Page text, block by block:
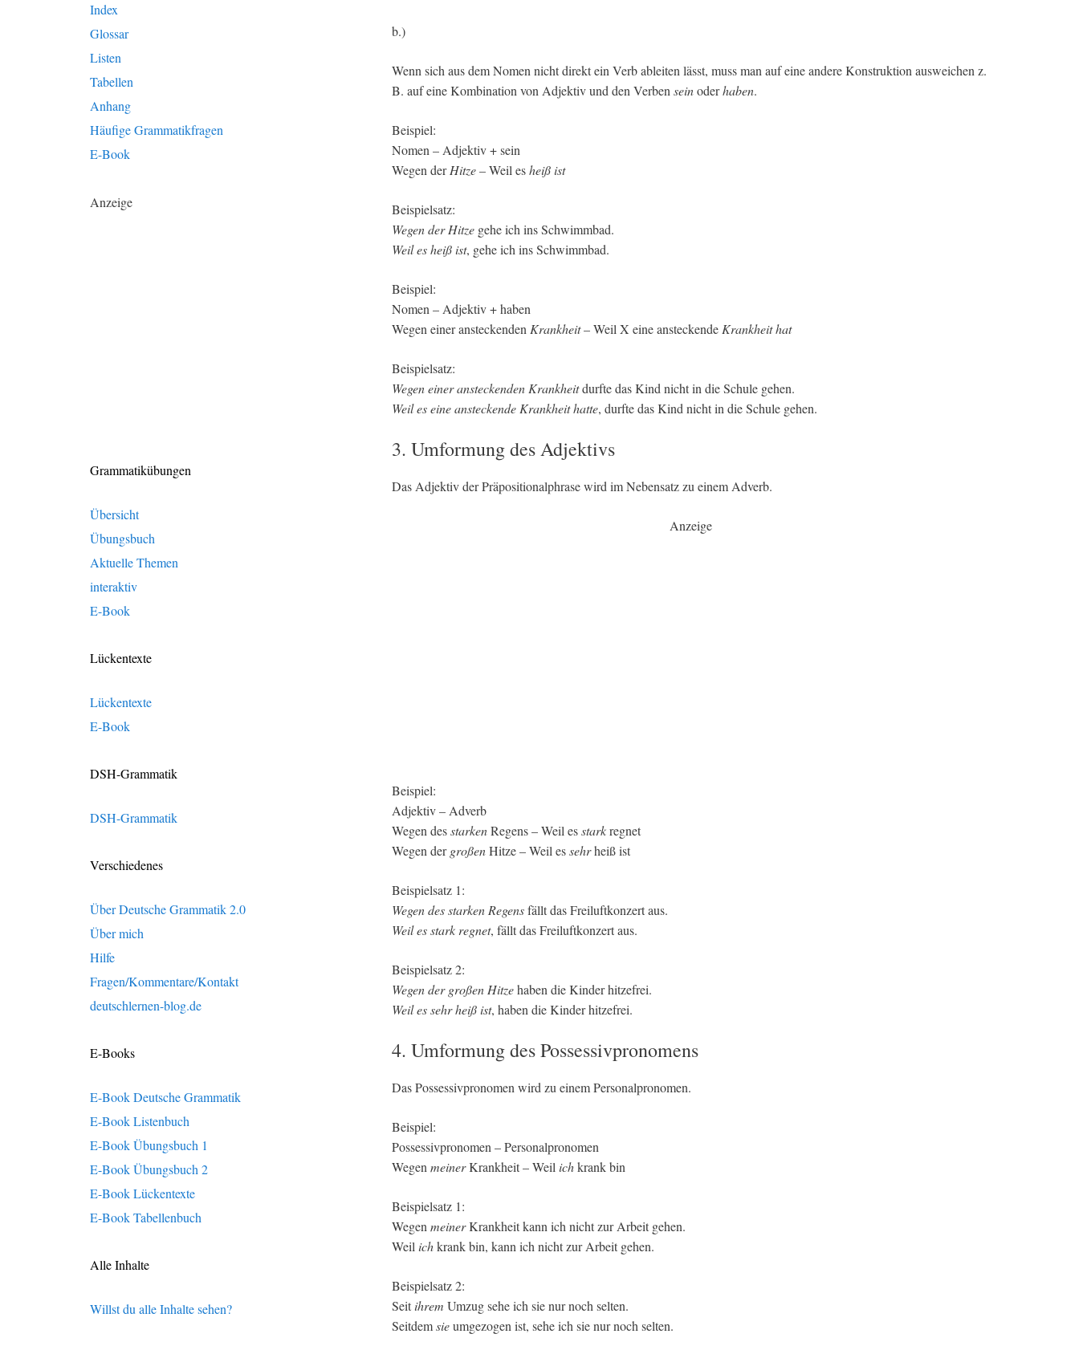
b.)
Wenn sich aus dem Nomen nicht direkt ein Verb ableiten lässt, muss man auf eine andere Konstruktion ausweichen z.
B. auf eine Kombination von Adjektiv und den Verbenseinoderhaben.
Beispiel:
Nomen – Adjektiv + sein
Wegen derHitze– Weil esheiß ist
Beispielsatz:
Wegen der Hitze gehe ich ins Schwimmbad.
Weil es heiß ist, gehe ich ins Schwimmbad.
Beispiel:
Nomen – Adjektiv + haben
Wegen einer ansteckendenKrankheit– Weil X eine ansteckendeKrankheit hat
Beispielsatz:
Wegen einer ansteckenden Krankheitdurfte das Kind nicht in die Schule gehen.
Weil es eine ansteckende Krankheit hatte, durfte das Kind nicht in die Schule gehen.
3. Umformung des Adjektivs
Das Adjektiv der Präpositionalphrase wird im Nebensatz zu einem Adverb.
Anzeige
Beispiel:
Adjektiv – Adverb
Wegen desstarkenRegens – Weil esstarkregnet
Wegen dergroßenHitze – Weil essehrheiß ist
Beispielsatz 1:
Wegen des starken Regensfällt das Freiluftkonzert aus.
Weil es stark regnet, fällt das Freiluftkonzert aus.
Beispielsatz 2:
Wegen der großen Hitzehaben die Kinder hitzefrei.
Weil es sehr heiß ist, haben die Kinder hitzefrei.
4. Umformung des Possessivpronomens
Das Possessivpronomen wird zu einem Personalpronomen.
Beispiel:
Possessivpronomen – Personalpronomen
WegenmeinerKrankheit – Weil ichkrank bin
Beispielsatz 1:
WegenmeinerKrankheit kann ich nicht zur Arbeit gehen.
Weil ichkrank bin, kann ich nicht zur Arbeit gehen.
Beispielsatz 2:
Seit ihrem Umzug sehe ich sie nur noch selten.
Seitdemsieumgezogen ist, sehe ich sie nur noch selten.
Index
Glossar
Listen
Tabellen
Anhang
Häufige Grammatikfragen
E-Book
Anzeige
Grammatikübungen
Übersicht
Übungsbuch
Aktuelle Themen
interaktiv
E-Book
Lückentexte
Lückentexte
E-Book
DSH-Grammatik
DSH-Grammatik
Verschiedenes
Über Deutsche Grammatik 2.0
Über mich
Hilfe
Fragen/Kommentare/Kontakt
deutschlernen-blog.de
E-Books
E-Book Deutsche Grammatik
E-Book Listenbuch
E-Book Übungsbuch 1
E-Book Übungsbuch 2
E-Book Lückentexte
E-Book Tabellenbuch
Alle Inhalte
Willst du alle Inhalte sehen?